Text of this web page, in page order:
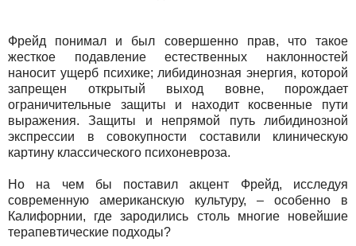
Фрейд понимал и был совершенно прав, что такое
жесткое подавление естественных наклонностей
наносит ущерб психике; либидинозная энергия, которой
запрещен открытый выход вовне, порождает
ограничительные защиты и находит косвенные пути
выражения. Защиты и непрямой путь либидинозной
экспрессии в совокупности составили клиническую
картину классического психоневроза.
Но на чем бы поставил акцент Фрейд, исследуя
современную американскую культуру, – особенно в
Калифорнии, где зародились столь многие новейшие
терапевтические подходы?